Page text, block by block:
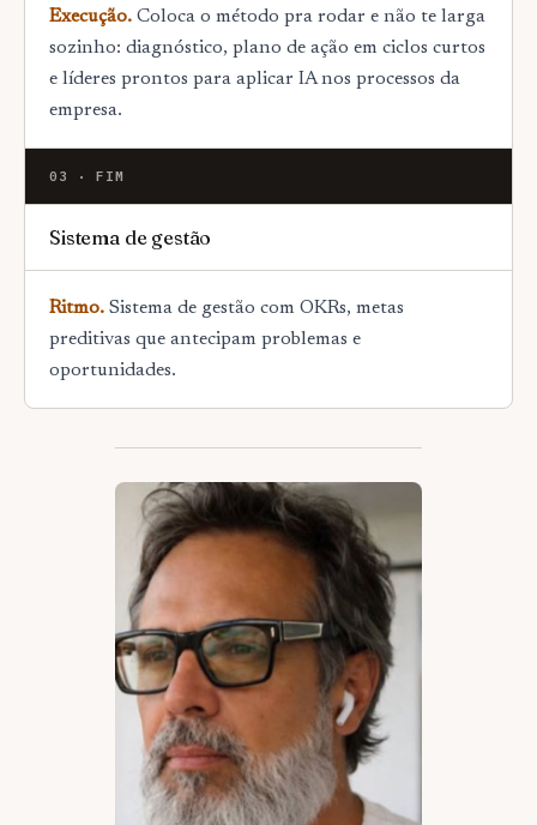
Execução. Coloca o método pra rodar e não te larga
sozinho: diagnóstico, plano de ação em ciclos curtos
e líderes prontos para aplicar IA nos processos da
empresa.
03 · FIM
Sistema de gestão
Ritmo. Sistema de gestão com OKRs, metas
preditivas que antecipam problemas e
oportunidades.